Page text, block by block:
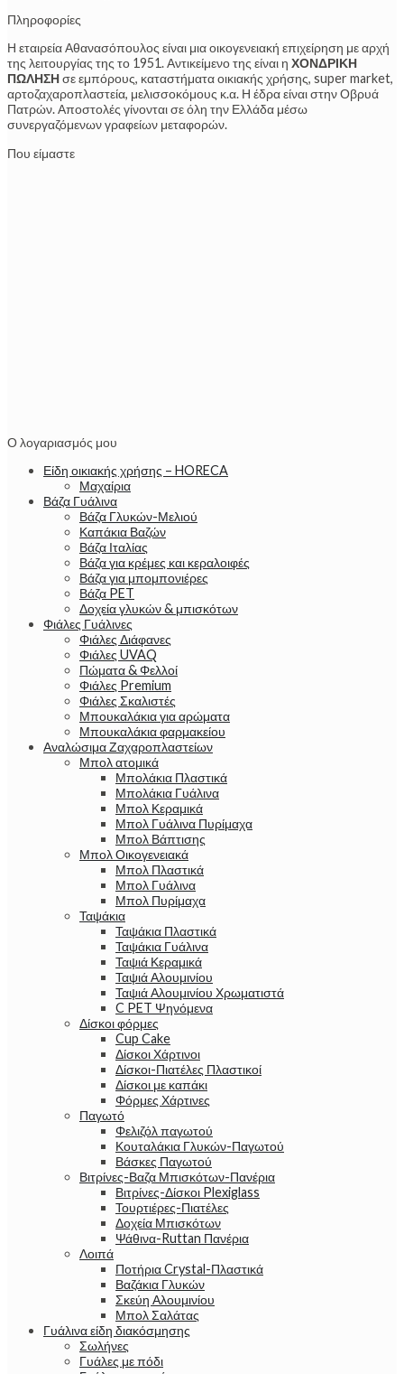
Πληροφορίες
Η εταιρεία Αθανασόπουλος είναι μια οικογενειακή επιχείρηση με αρχή
της λειτουργίας της το 1951. Αντικείμενο της είναι η ΧΟΝΔΡΙΚΗ
ΠΩΛΗΣΗσε εμπόρους, καταστήματα οικιακής χρήσης, super market,
αρτοζαχαροπλαστεία, μελισσοκόμους κ.α. Η έδρα είναι στην Οβρυά
Πατρών. Αποστολές γίνονται σε όλη την Ελλάδα μέσω
συνεργαζόμενων γραφείων μεταφορών.
Που είμαστε
Ο λογαριασμός μου
Είδη οικιακής χρήσης – HORECA
Μαχαίρια
Βάζα Γυάλινα
Βάζα Γλυκών-Μελιού
Καπάκια Βαζών
Βάζα Ιταλίας
Βάζα για κρέμες και κεραλοιφές
Βάζα για μπομπονιέρες
Βάζα PET
Δοχεία γλυκών & μπισκότων
Φιάλες Γυάλινες
Φιάλες Διάφανες
Φιάλες UVAQ
Πώματα & Φελλοί
Φιάλες Premium
Φιάλες Σκαλιστές
Μπουκαλάκια για αρώματα
Μπουκαλάκια φαρμακείου
Αναλώσιμα Ζαχαροπλαστείων
Μπολ ατομικά
Μπολάκια Πλαστικά
Μπολάκια Γυάλινα
Μπολ Κεραμικά
Μπολ Γυάλινα Πυρίμαχα
Μπολ Βάπτισης
Μπολ Οικογενειακά
Μπολ Πλαστικά
Μπολ Γυάλινα
Μπολ Πυρίμαχα
Ταψάκια
Ταψάκια Πλαστικά
Ταψάκια Γυάλινα
Ταψιά Κεραμικά
Ταψιά Αλουμινίου
Ταψιά Αλουμινίου Χρωματιστά
C PET Ψηνόμενα
Δίσκοι φόρμες
Cup Cake
Δίσκοι Χάρτινοι
Δίσκοι-Πιατέλες Πλαστικοί
Δίσκοι με καπάκι
Φόρμες Χάρτινες
Παγωτό
Φελιζόλ παγωτού
Κουταλάκια Γλυκών-Παγωτού
Βάσκες Παγωτού
Βιτρίνες-Βαζα Μπισκότων-Πανέρια
Βιτρίνες-Δίσκοι Plexiglass
Τουρτιέρες-Πιατέλες
Δοχεία Μπισκότων
Ψάθινα-Ruttan Πανέρια
Λοιπά
Ποτήρια Crystal-Πλαστικά
Βαζάκια Γλυκών
Σκεύη Αλουμινίου
Μπολ Σαλάτας
Γυάλινα είδη διακόσμησης
Σωλήνες
Γυάλες με πόδι